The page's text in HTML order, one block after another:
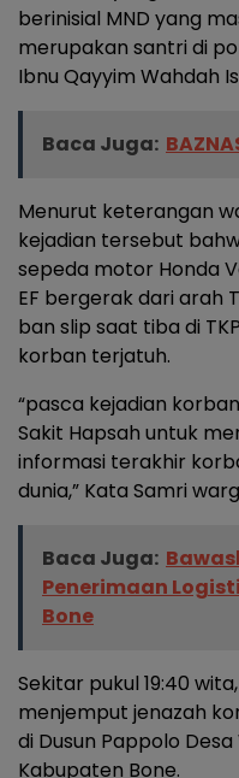
berinisial MND yang
merupakan santri di
Ibnu Qayyim Wahdah
Baca Juga:
Menurut keterangan
kejadian tersebut
sepeda motor Honda
EF bergerak dari arah
ban slip saat tiba di
korban terjatuh.
“pasca kejadian
Sakit Hapsah untuk
informasi terakhir
dunia,” Kata Samri
Baca Juga:
Penerimaan
Bone
Sekitar pukul 19:40
menjemput jenazah
di Dusun Pappolo
Kabupaten Bone.